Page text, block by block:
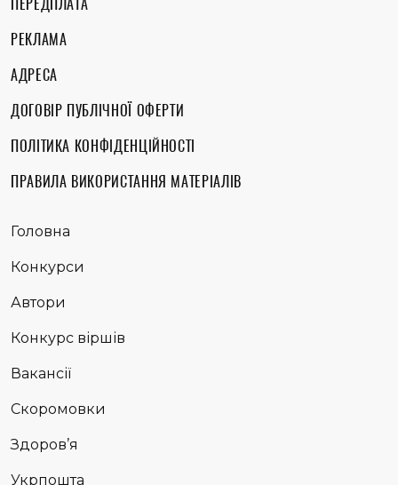
РЕКЛАМА
АДРЕСА
ДОГОВІР ПУБЛІЧНОЇ ОФЕРТИ
ПОЛІТИКА КОНФІДЕНЦІЙНОСТІ
ПРАВИЛА ВИКОРИСТАННЯ МАТЕРІАЛІВ
Головна
Конкурси
Автори
Конкурс віршів
Вакансії
Скоромовки
Здоров’я
Укрпошта